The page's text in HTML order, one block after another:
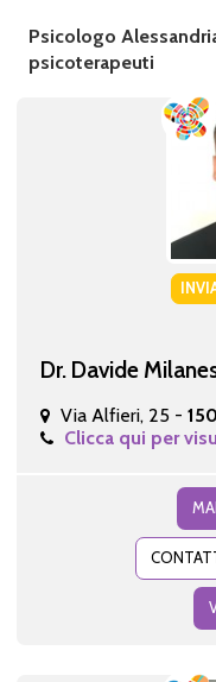
Psicologo
psicoterapeuti
Dr. Davide
Via Alfieri, 25 -
Clicca qui per